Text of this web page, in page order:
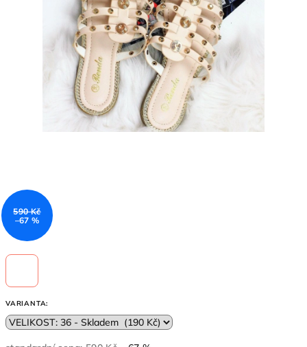
VARIANTA:
590 Kč
–67 %